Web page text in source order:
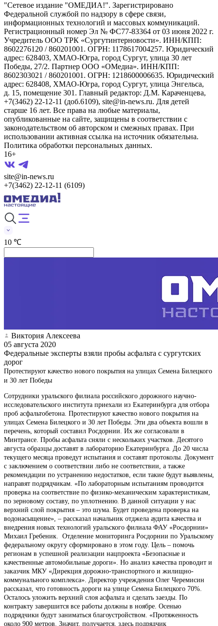
"Сетевое издание "ОМЕДИА!". Зарегистрировано
Федеральной службой по надзору в сфере связи,
информационных технологий и массовых коммуникаций.
Регистрационный номер Эл № ФС77-83364 от 03 июня 2022 г.
Учредитель ООО ТРК «Сургутинтерновости». ИНН/КПП:
8602276120 / 860201001. ОГРН: 1178617004257. Юридический
адрес: 628403, ХМАО-Югра, город Сургут, улица 30 лет
Победы, 27/2. Партнер ООО «ОМедиа». ИНН/КПП:
8602303021 / 860201001. ОГРН: 1218600006635. Юридический
адрес: 628408, ХМАО-Югра, город Сургут, улица Энгельса,
д. 15, помещение 301. Главный редактор: Д.М. Караченцева,
+7(3462) 22-12-11 (доб.6109), site@in-news.ru. Для детей
старше 16 лет. Все права на любые материалы,
опубликованные на сайте, защищены в соответствии с
законодательством об авторском и смежных правах. При
использовании активная ссылка на источник обязательна.
Политика обработки персональных данных.
16+
site@in-news.ru
+7(3462) 22-12-11 (6109)
10 ℃
Виктория Алексеева
05 августа 2020
Федеральные эксперты взяли пробы асфальта с сургутских
дорог
Протестируют качество нового покрытия на улицах Семена Билецкого
и 30 лет Победы
Сотрудники уральского филиала российского дорожного научно-
исследовательского института приехали из Екатеринбурга для отбора
проб асфальтобетона. Протестируют качество нового покрытия на
улицах Семена Билецкого и 30 лет Победы. Эти два объекта вошли в
перечень, который составил Росдорнии. Их же согласовали в
Минтрансе. Пробы асфальта сняли с нескольких участков. Десятого
августа образцы доставят в лабораторию Екатеринбурга. До 20 числа
текущего месяца проведут испытания и составят протоколы. Документ
с заключением о соответствии либо не соответствии, а также
рекомендации по устранению недостатков, если такие будут выявлены,
направят подрядчикам. «По лабораторным испытаниям проводится
проверка на соответствие по физико-механическим характеристикам,
по зерновому составу, по уплотнению. В данной ситуации у нас
верхний слой покрытия – это шума. Будет проведена проверка на
водонасыщение», – рассказал начальник отджела аудита качества и
внедрения новых технологий уральского филиала ФАУ «Росдорнии»
Михаил Гребеник. Отделение мониторинга Росдорнии по Уральскому
федеральному округу сформировано в этом году. Цель – помочь
регионам в успешной реализации нацпроекта «Безопасные и
качественные автомобильные дороги». Но анализ качества проводит и
заказчик МКУ «Дирекция дорожно-транспортного и жилищно-
коммунального комплекса». Директор учреждения Олег Черемисин
рассказал, что готовность дороги на улице Семена Билецкого 70%.
Осталось уложить верхний слоя асфальта и сделать заезды. По
контракту завершится все работы должны в ноябре. Осенью
подрядчики будут заниматься благоустройством. «Протяженность
около 900 метров. Значит, получается, здесь подрядчик